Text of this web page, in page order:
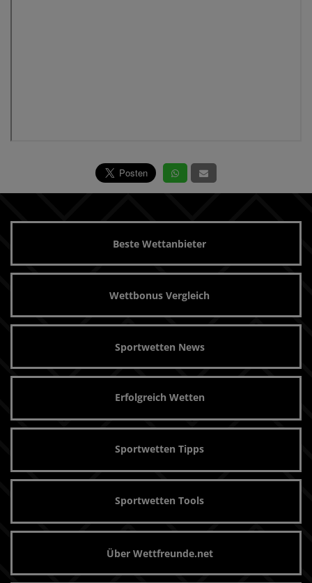
Beste Wettanbieter
Wettbonus Vergleich
Sportwetten News
Erfolgreich Wetten
Sportwetten Tipps
Sportwetten Tools
Über Wettfreunde.net